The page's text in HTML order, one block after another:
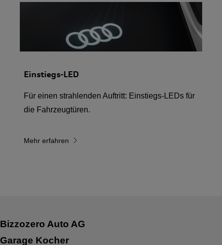
Einstiegs-LED
Für einen strahlenden Auftritt: Einstiegs-LEDs für
die Fahrzeugtüren.
Mehr erfahren
Bizzozero Auto AG
Garage Kocher